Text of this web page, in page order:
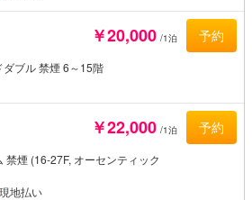
￥20,000 /1泊 予約
ダブル 禁煙 6～15階
￥22,000 /1泊 予約
禁煙 (16-27F, オーセンティック
現地払い